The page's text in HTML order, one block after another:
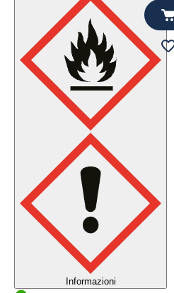
Informazioni